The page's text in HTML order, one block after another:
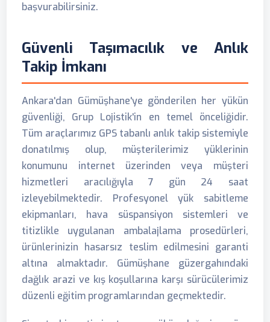
başvurabilirsiniz.
Güvenli Taşımacılık ve Anlık
Takip İmkanı
Ankara'dan Gümüşhane'ye gönderilen her yükün
güvenliği, Grup Lojistik'in en temel önceliğidir.
Tüm araçlarımız GPS tabanlı anlık takip sistemiyle
donatılmış olup, müşterilerimiz yüklerinin
konumunu internet üzerinden veya müşteri
hizmetleri aracılığıyla 7 gün 24 saat
izleyebilmektedir. Profesyonel yük sabitleme
ekipmanları, hava süspansiyon sistemleri ve
titizlikle uygulanan ambalajlama prosedürleri,
ürünlerinizin hasarsız teslim edilmesini garanti
altına almaktadır. Gümüşhane güzergahındaki
dağlık arazi ve kış koşullarına karşı sürücülerimiz
düzenli eğitim programlarından geçmektedir.